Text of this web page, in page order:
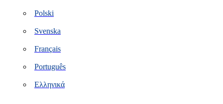
Polski
Svenska
Français
Português
Ελληνικά